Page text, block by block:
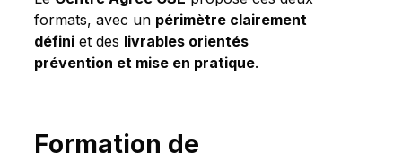
formats, avec un périmètre clairement
défini et des livrables orientés
prévention et mise en pratique.
Formation de